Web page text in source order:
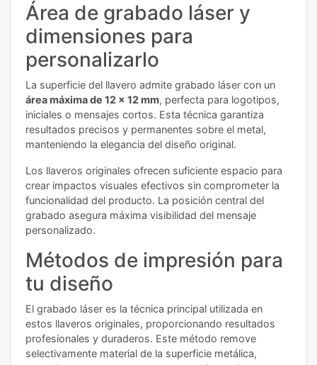
Área de grabado láser y
dimensiones para
personalizarlo
La superficie del llavero admite grabado láser con un
área máxima de 12 x 12 mm, perfecta para logotipos,
iniciales o mensajes cortos. Esta técnica garantiza
resultados precisos y permanentes sobre el metal,
manteniendo la elegancia del diseño original.
Los llaveros originales ofrecen suficiente espacio para
crear impactos visuales efectivos sin comprometer la
funcionalidad del producto. La posición central del
grabado asegura máxima visibilidad del mensaje
personalizado.
Métodos de impresión para
tu diseño
El grabado láser es la técnica principal utilizada en
estos llaveros originales, proporcionando resultados
profesionales y duraderos. Este método remove
selectivamente material de la superficie metálica,